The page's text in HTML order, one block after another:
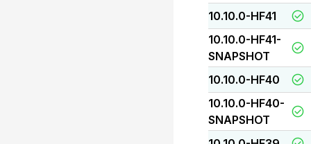
10.10.0-HF41
10.10.0-HF41-
SNAPSHOT
10.10.0-HF40
10.10.0-HF40-
SNAPSHOT